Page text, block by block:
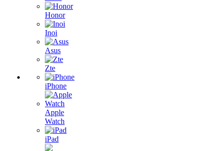
Honor
Inoi
Asus
Zte
iPhone
Apple
Watch
iPad